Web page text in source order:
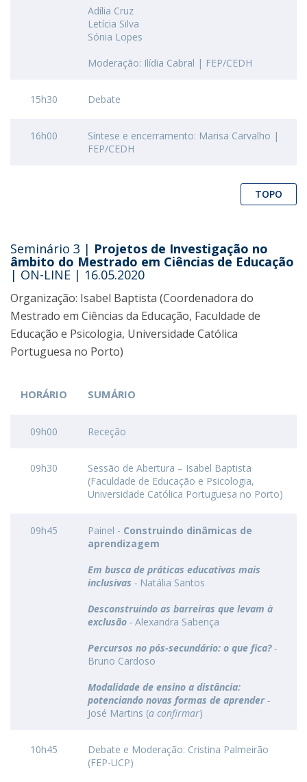
Adília Cruz
Letícia Silva
Sónia Lopes
Moderação: Ilídia Cabral | FEP/CEDH
15h30 Debate
16h00
Síntese e encerramento: Marisa Carvalho |
FEP/CEDH
TOPO
Seminário 3 | Projetos de Investigação no
âmbito do Mestrado em Ciências de Educação
| ON-LINE | 16.05.2020
Organização: Isabel Baptista (Coordenadora do
Mestrado em Ciências da Educação, Faculdade de
Educação e Psicologia, Universidade Católica
Portuguesa no Porto)
HORÁRIO SUMÁRIO
09h00 Receção
09h30
Sessão de Abertura – Isabel Baptista
(Faculdade de Educação e Psicologia,
Universidade Católica Portuguesa no Porto)
09h45 Painel - Construindo dinâmicas de
aprendizagem
Em busca de práticas educativas mais
inclusivas - Natália Santos
Desconstruindo as barreiras que levam à
exclusão - Alexandra Sabença
Percursos no pós-secundário: o que fica?-
Bruno Cardoso
Modalidade de ensino a distância:
potenciando novas formas de aprender-
José Martins (a confirmar)
10h45
Debate e Moderação: Cristina Palmeirão
(FEP-UCP)